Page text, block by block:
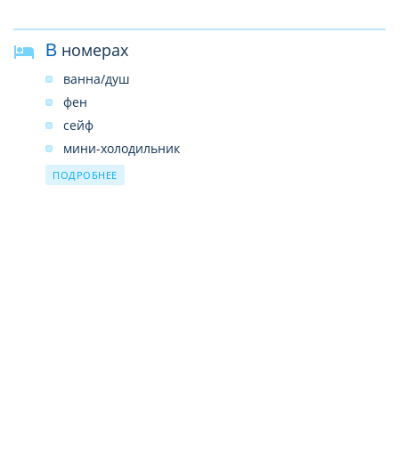
В номерах
ванна/душ
фен
сейф
мини-холодильник
Wi-Fi бесплатно
ПОДРОБНЕЕ